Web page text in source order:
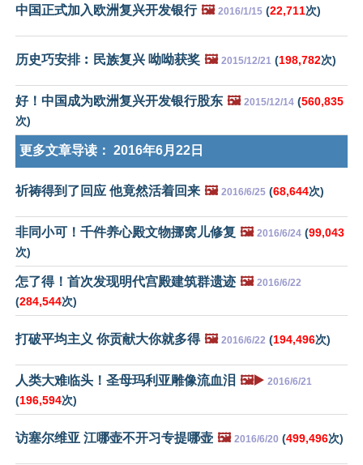
中国正式加入欧洲复兴开发银行 🖼️ 2016/1/15 (22,711次)
历史巧安排︰民族复兴 呦呦获奖 🖼️ 2015/12/21 (198,782次)
好！中国成为欧洲复兴开发银行股东 🖼️ 2015/12/14 (560,835
次)
更多文章导读： 2016年6月22日
祈祷得到了回应 他竟然活着回来 🖼️ 2016/6/25 (68,644次)
非同小可！千件养心殿文物挪窝儿修复 🖼️ 2016/6/24 (99,043
次)
怎了得！首次发现明代宫殿建筑群遗迹 🖼️ 2016/6/22
(284,544次)
打破平均主义 你贡献大你就多得 🖼️ 2016/6/22 (194,496次)
人类大难临头！圣母玛利亚雕像流血泪 🖼️▶️ 2016/6/21
(196,594次)
访塞尔维亚 江哪壶不开习专提哪壶 🖼️ 2016/6/20 (499,496次)